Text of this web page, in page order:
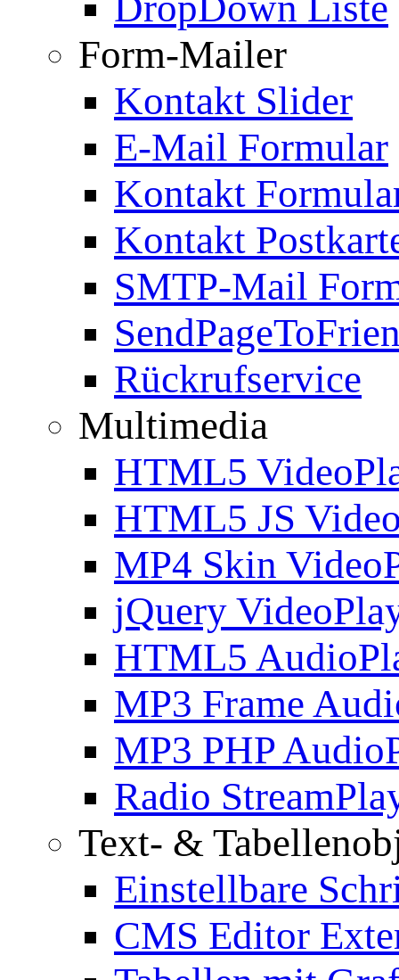
Form-Mailer
Kontakt Slider
E-Mail Formular
Kontakt
Kontakt
SMTP-Mail
Rückrufservice
Multimedia
HTML5
HTML5 JS
MP4 Skin
jQuery
HTML5
MP3 Frame
MP3 PHP
Radio
Text- &
Einstellbare
CMS Editor